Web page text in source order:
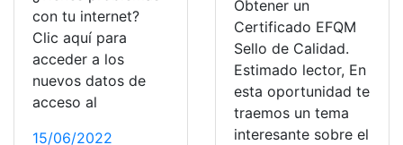
con tu internet?
Clic aquí para
acceder a los
nuevos datos de
acceso al
15/06/2022
Obtener un
Certificado EFQM
Sello de Calidad.
Estimado lector, En
esta oportunidad te
traemos un tema
interesante sobre el